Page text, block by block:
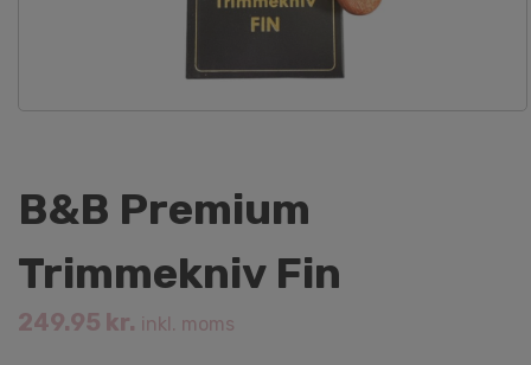
B&B Premium
Trimmekniv Fin
249.95 kr. inkl. moms